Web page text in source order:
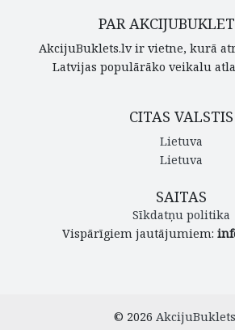
PAR
AkcijuBuklets.lv ir vietne, kurā
Latvijas populārāko veikalu
CITAS VALSTIS
Lietuva
Lietuva
SAITAS
Sīkdatņu politika
Vispārīgiem jautājumiem:
© 2026